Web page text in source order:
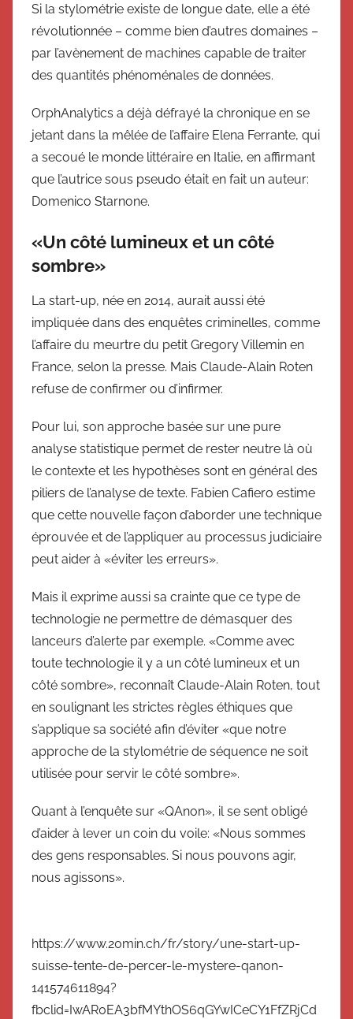
Si la stylométrie existe de longue date, elle a été
révolutionnée – comme bien d’autres domaines –
par l’avènement de machines capable de traiter
des quantités phénoménales de données.
OrphAnalytics a déjà défrayé la chronique en se
jetant dans la mêlée de l’affaire Elena Ferrante, qui
a secoué le monde littéraire en Italie, en affirmant
que l’autrice sous pseudo était en fait un auteur:
Domenico Starnone.
«Un côté lumineux et un côté
sombre»
La start-up, née en 2014, aurait aussi été
impliquée dans des enquêtes criminelles, comme
l’affaire du meurtre du petit Gregory Villemin en
France, selon la presse. Mais Claude-Alain Roten
refuse de confirmer ou d’infirmer.
Pour lui, son approche basée sur une pure
analyse statistique permet de rester neutre là où
le contexte et les hypothèses sont en général des
piliers de l’analyse de texte. Fabien Cafiero estime
que cette nouvelle façon d’aborder une technique
éprouvée et de l’appliquer au processus judiciaire
peut aider à «éviter les erreurs».
Mais il exprime aussi sa crainte que ce type de
technologie ne permettre de démasquer des
lanceurs d’alerte par exemple. «Comme avec
toute technologie il y a un côté lumineux et un
côté sombre», reconnaît Claude-Alain Roten, tout
en soulignant les strictes règles éthiques que
s’applique sa société afin d’éviter «que notre
approche de la stylométrie de séquence ne soit
utilisée pour servir le côté sombre».
Quant à l’enquête sur «QAnon», il se sent obligé
d’aider à lever un coin du voile: «Nous sommes
des gens responsables. Si nous pouvons agir,
nous agissons».
https://www.20min.ch/fr/story/une-start-up-
suisse-tente-de-percer-le-mystere-qanon-
141574611894?
fbclid=IwAR0EA3bfMYthOS6qGYwICeCY1FfZRjCd